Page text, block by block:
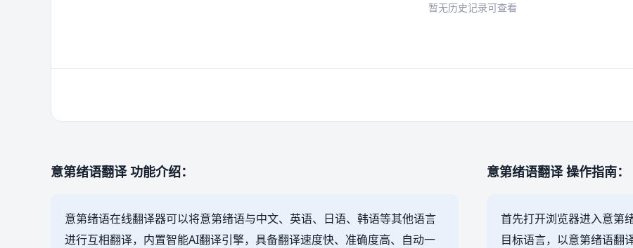
暂无历史记录可查看
意第绪语翻译 功能介绍：
意第绪语在线翻译器可以将意第绪语与中文、英语、日语、韩语等其他语言
进行互相翻译，内置智能AI翻译引擎，具备翻译速度快、准确度高、自动一
意第绪语翻译 操作指南：
首先打开浏览器进入意第
目标语言，以意第绪语翻